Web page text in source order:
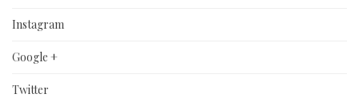
Instagram
Google +
Twitter